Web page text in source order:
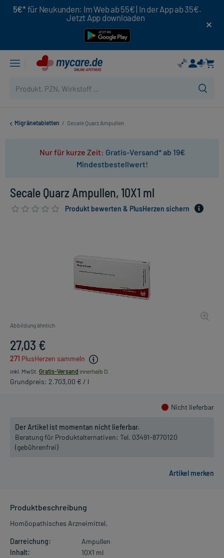
5€* für Neukunden: Im Web ab 55€ | In der App ab 35€.
Jetzt App downloaden
Migränetabletten / Secale Quarz Ampullen
Nur für kurze Zeit: Gratis-Versand* ab 19€
Mindestbestellwert!
Secale Quarz Ampullen, 10X1 ml
Produkt bewerten & PlusHerzen sichern
Abbildung ähnlich
27,03 €
271 PlusHerzen sammeln
inkl. MwSt. Gratis-Versand innerhalb D.
Grundpreis: 2.703,00 € / l
Nicht lieferbar
Der Artikel ist momentan nicht lieferbar.
Beratung für Produktalternativen: Tel. 03491-8770120
(gebührenfrei)
Produktbeschreibung
Homöopathisches Arzneimittel.
Darreichung:
Ampullen
Inhalt:
10X1 ml